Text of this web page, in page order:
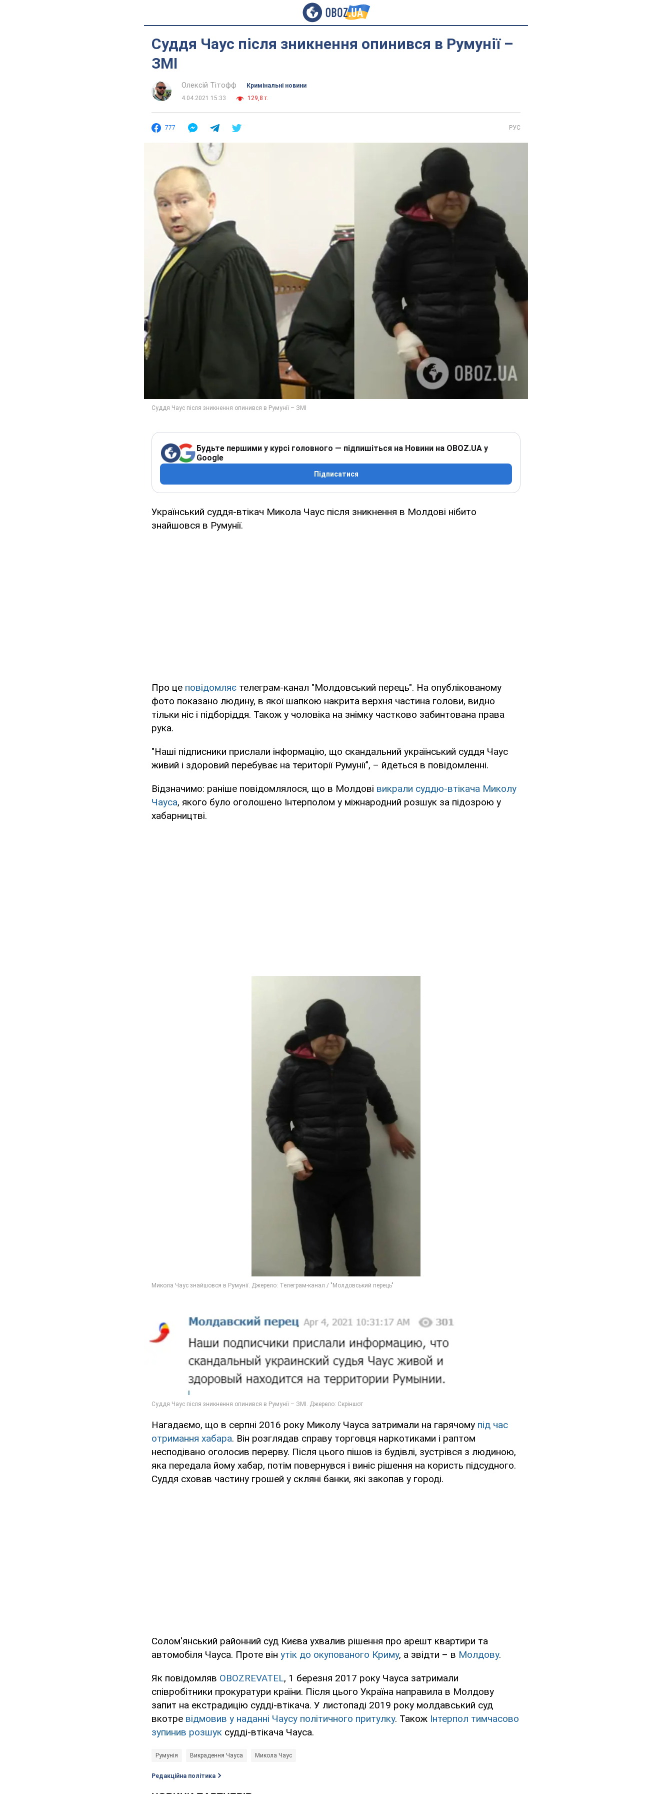
Суддя Чаус після зникнення опинився в Румунії –
ЗМІ
Олексій Тітофф
Кримінальні новини
4.04.2021 15:33
129,8 т.
777 РУС
Будьте першими у курсі головного — підпишіться на Новини на OBOZ.UA у
Google
Підписатися
Український суддя-втікач Микола Чаус після зникнення в Молдові нібито
знайшовся в Румунії.
Про це повідомляє телеграм-канал "Молдовський перець". На опублікованому
фото показано людину, в якої шапкою накрита верхня частина голови, видно
тільки ніс і підборіддя. Також у чоловіка на знімку частково забинтована права
рука.
"Наші підписники прислали інформацію, що скандальний український суддя Чаус
живий і здоровий перебуває на території Румунії", – йдеться в повідомленні.
Відзначимо: раніше повідомлялося, що в Молдові викрали суддю-втікача Миколу
Чауса, якого було оголошено Інтерполом у міжнародний розшук за підозрою у
хабарництві.
Нагадаємо, що в серпні 2016 року Миколу Чауса затримали на гарячому під час
отримання хабара. Він розглядав справу торговця наркотиками і раптом
несподівано оголосив перерву. Після цього пішов із будівлі, зустрівся з людиною,
яка передала йому хабар, потім повернувся і виніс рішення на користь підсудного.
Суддя сховав частину грошей у скляні банки, які закопав у городі.
Солом'янський районний суд Києва ухвалив рішення про арешт квартири та
автомобіля Чауса. Проте він утік до окупованого Криму, а звідти – в Молдову.
Як повідомляв OBOZREVATEL, 1 березня 2017 року Чауса затримали
співробітники прокуратури країни. Після цього Україна направила в Молдову
запит на екстрадицію судді-втікача. У листопаді 2019 року молдавський суд
вкотре відмовив у наданні Чаусу політичного притулку. Також Інтерпол тимчасово
зупинив розшук судді-втікача Чауса.
Румунія Викрадення Чауса Микола Чаус
Редакційна політика